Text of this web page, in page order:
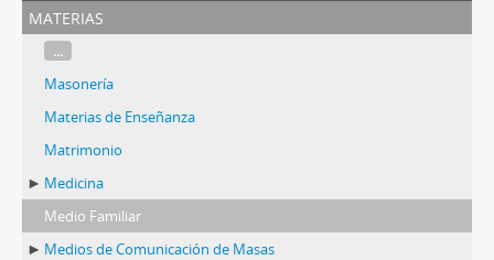
materias
...
Masonería
Materias de Enseñanza
Matrimonio
Medicina
Medio Familiar
Medios de Comunicación de Masas